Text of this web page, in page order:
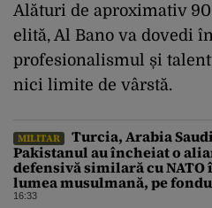
Alături de aproximativ
elită, Al Bano va dovedi
profesionalismul și
nici limite de vârstă.
MILITAR
Turcia, Arabia
Pakistanul au încheiat o
defensivă similară cu NATO
lumea musulmană, pe
conflictelor din Orientul
16:33